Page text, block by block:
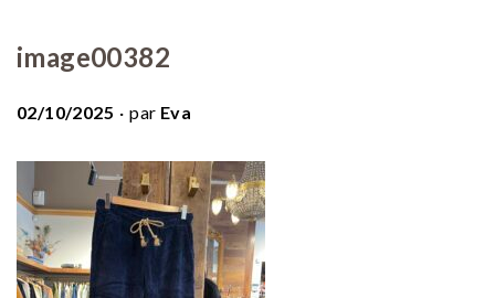
image00382
P
l
i
é
02/10/2025 par Eva